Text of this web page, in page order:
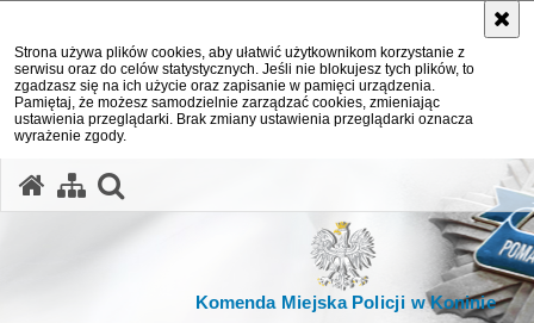
Strona używa plików cookies, aby ułatwić użytkownikom korzystanie z
serwisu oraz do celów statystycznych. Jeśli nie blokujesz tych plików, to
zgadzasz się na ich użycie oraz zapisanie w pamięci urządzenia.
Pamiętaj, że możesz samodzielnie zarządzać cookies, zmieniając
ustawienia przeglądarki. Brak zmiany ustawienia przeglądarki oznacza
wyrażenie zgody.
Komenda Miejska Policji w Koninie